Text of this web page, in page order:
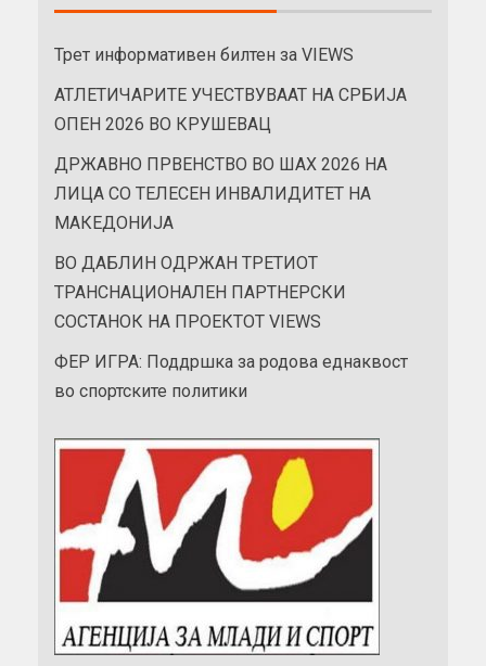
Трет информативен билтен за VIEWS
АТЛЕТИЧАРИТЕ УЧЕСТВУВААТ НА СРБИЈА
ОПЕН 2026 ВО КРУШЕВАЦ
ДРЖАВНО ПРВЕНСТВО ВО ШАХ 2026 НА
ЛИЦА СО ТЕЛЕСЕН ИНВАЛИДИТЕТ НА
МАКЕДОНИЈА
ВО ДАБЛИН ОДРЖАН ТРЕТИОТ
ТРАНСНАЦИОНАЛЕН ПАРТНЕРСКИ
СОСТАНОК НА ПРОЕКТОТ VIEWS
ФЕР ИГРА: Поддршка за родова еднаквост
во спортските политики